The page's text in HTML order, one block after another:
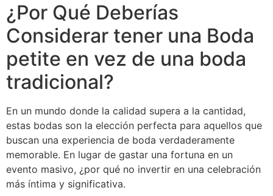
¿Por Qué Deberías
Considerar tener una Boda
petite en vez de una boda
tradicional?
En un mundo donde la calidad supera a la cantidad,
estas bodas son la elección perfecta para aquellos que
buscan una experiencia de boda verdaderamente
memorable. En lugar de gastar una fortuna en un
evento masivo, ¿por qué no invertir en una celebración
más íntima y significativa.